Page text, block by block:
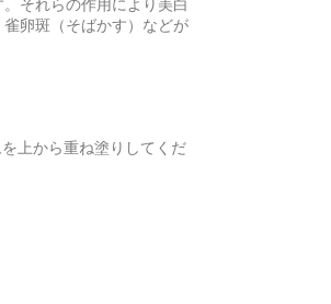
それらの作用により美白
卵斑（そばかす）などが
上から重ね塗りしてくだ